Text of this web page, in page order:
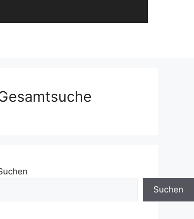
Suchen